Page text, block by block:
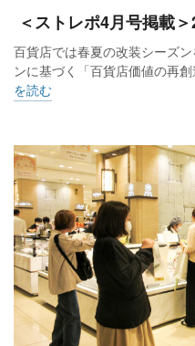
＜ストレポ4月号掲載
百貨店では春夏の改装シーズ
ンに基づく「百貨店価値の再
を読む